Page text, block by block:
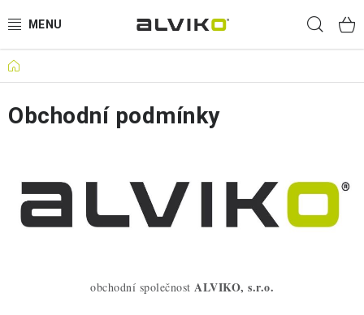
na
VÝPRODEJ
🌱 ZAHRADA 🌱
🔨 DÍLNA 🧰
Domů
Obchodní podmínky
obchodní společnost ALVIKO, s.r.o.